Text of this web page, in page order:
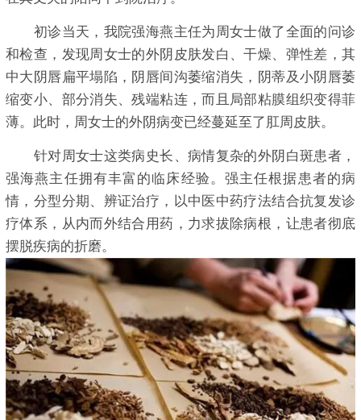
初诊当天，我院强海燕主任为周女士做了全面的问诊
和检查，发现周女士的外阴皮肤发白、干燥、弹性差，其
中大阴唇扁平塌陷，阴唇间沟萎缩消失，阴蒂及小阴唇萎
缩变小、部分消失、残端粘连，而且局部粘膜组织变得菲
薄。此时，周女士的外阴病变已经蔓延至了肛周皮肤。
针对周女士这类病史长、病情复杂的外阴白斑患者，
强海燕主任拥有丰富的临床经验。强主任根据患者的病
情，分型分期、辨证治疗，以中医中药疗法结合抗复发诊
疗体系，从内而外结合用药，力求拔除病根，让患者彻底
摆脱疾病的折磨。